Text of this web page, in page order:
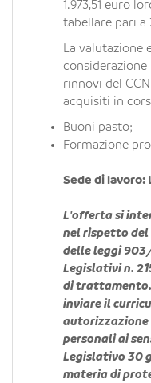
1.973,51 euro
tabellare pari a
La valutazione
considerazione
rinnovi del
acquisiti in
Buoni pasto;
Formazione
Sede di lavoro:
L'offerta si
nel rispetto del
delle leggi 903/
Legislativi n.
di
inviare il
personali ai
Legislativo 30
materia di